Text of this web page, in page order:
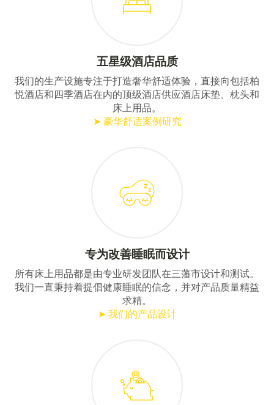
五星级酒店品质
我们的生产设施专注于打造奢华舒适体验，直接向包括柏
悦酒店和四季酒店在内的顶级酒店供应酒店床垫、枕头和
床上用品。
➤ 豪华舒适案例研究
专为改善睡眠而设计
所有床上用品都是由专业研发团队在三藩市设计和测试。
我们一直秉持着提倡健康睡眠的信念，并对产品质量精益
求精。
➤ 我们的产品设计